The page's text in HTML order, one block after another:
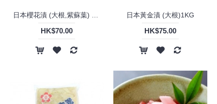
日本櫻花漬 (大根,紫蘇葉) 1kg
HK$70.00
日本黃金漬 (大根)1KG
HK$75.00